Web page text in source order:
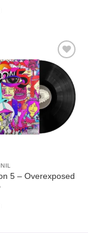
Adicionar
a lista de
desejos
5 – Overexposed